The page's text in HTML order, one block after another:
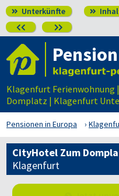
 Unterkünfte 
 
Klagenfurt
Domplatz | Klagenfurt
Pensionen in Europa
CityHotel Zum
Klagenfurt